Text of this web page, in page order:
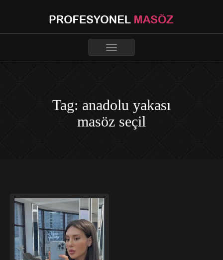
Toggle
Tag: anadolu yakası
masöz seçil